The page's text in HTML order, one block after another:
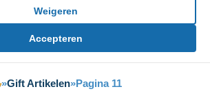
Weigeren
Accepteren
»Gift Artikelen»Pagina 11